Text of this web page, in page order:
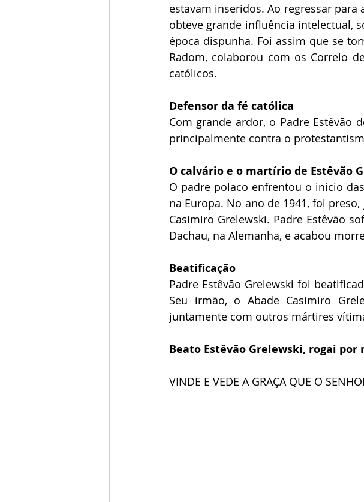
estavam inseridos. Ao regressar para
obteve grande influência intelectual,
época dispunha. Foi assim que se
Radom, colaborou com os Correio
católicos.
Defensor da fé católica
Com grande ardor, o Padre Estêvão
principalmente contra o
O calvário e o martírio de Estêvão
O padre polaco enfrentou o início
na Europa. No ano de 1941, foi
Casimiro Grelewski. Padre Estêvão
Dachau, na Alemanha, e acabou
Beatificação
Padre Estêvão Grelewski foi
Seu irmão, o Abade Casimiro
juntamente com outros mártires
Beato Estêvão Grelewski, rogai por
VINDE E VEDE A GRAÇA QUE O